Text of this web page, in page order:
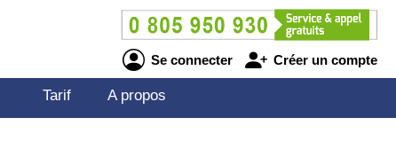
Se connecter Créer un compte
Tarif A propos